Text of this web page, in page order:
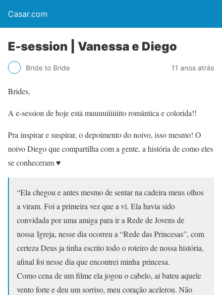
Casar.com
E-session | Vanessa e Diego
Bride to Bride 11 anos atrás
Brides,
A e-session de hoje está muuuuiiiiiiito romântica e colorida!!
Pra inspirar e suspirar, o depoimento do noivo, isso mesmo! O
noivo Diego que compartilha com a gente, a história de como eles
se conheceram ♥
“Ela chegou e antes mesmo de sentar na cadeira meus olhos
a viram. Foi a primeira vez que a vi. Ela havia sido
convidada por uma amiga para ir a Rede de Jovens de
nossa Igreja, nesse dia ocorreu a “Rede das Princesas”, com
certeza Deus ja tinha escrito todo o roteiro de nossa história,
afinal foi nesse dia que encontrei minha princesa.
Como cena de um filme ela jogou o cabelo, aí bateu aquele
vento forte e deu um sorriso, meu coração acelerou. Não